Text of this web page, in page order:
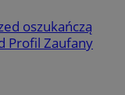
oszukańczą
Profil Zaufany